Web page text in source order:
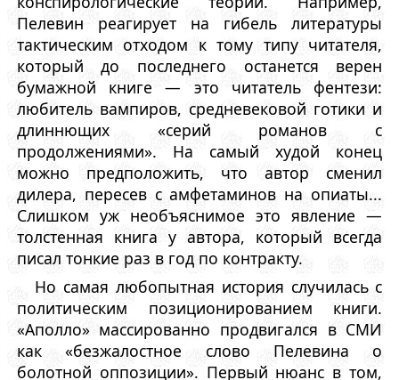
Пелевин реагирует на гибель литературы
тактическим отходом к тому типу читателя,
который до последнего останется верен
бумажной книге — это читатель фентези:
любитель вампиров, средневековой готики и
длиннющих «серий романов с
продолжениями». На самый худой конец
можно предположить, что автор сменил
дилера, пересев с амфетаминов на опиаты...
Слишком уж необъяснимое это явление —
толстенная книга у автора, который всегда
писал тонкие раз в год по контракту.
Но самая любопытная история случилась с
политическим позиционированием книги.
«Аполло» массированно продвигался в СМИ
как «безжалостное слово Пелевина о
болотной оппозиции». Первый нюанс в том,